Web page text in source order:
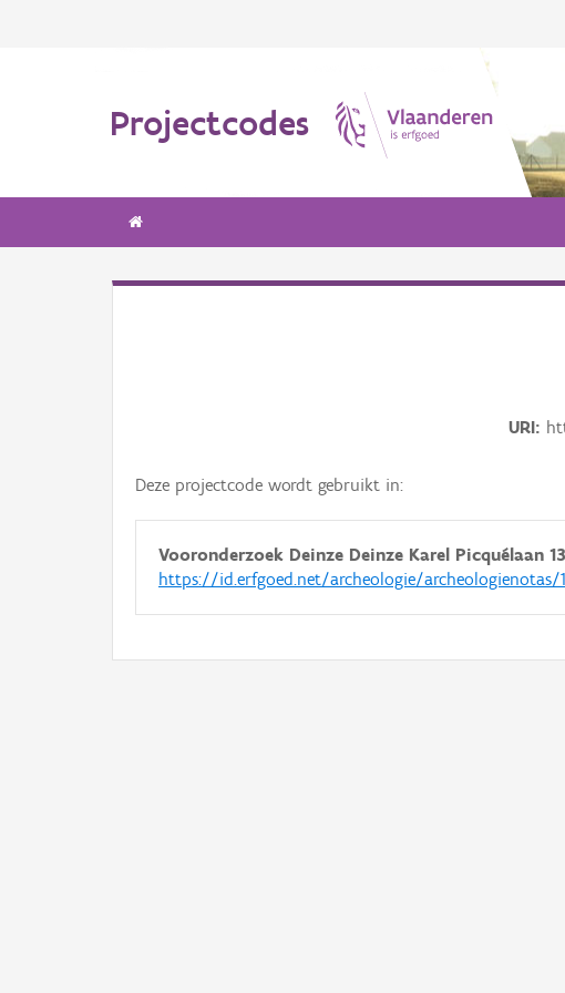
Projectcodes
URI
Deze projectcode wordt gebruikt in:
Vooronderzoek Deinze Deinze Karel Picquélaan
https://id.erfgoed.net/archeologie/archeologienotas/